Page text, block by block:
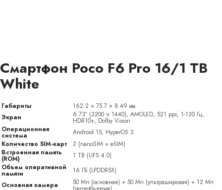
Смартфон Poco F6 Pro 16/1 TB
White
Габариты
162.2 × 75.7 × 8.49 мм
Экран
6.73″ (3200 × 1440), AMOLED, 521 ppi, 1-120 Гц,
HDR10+, Dolby Vision
Операционная
система
Android 15, HyperOS 2
Количество SIM-карт
2 (nanoSIM + eSIM)
Встроенная память
(ROM)
1 TB (UFS 4.0)
Объем оперативной
памяти
16 ГБ (LPDDR5X)
Основная камера
50 Мп (основная) + 50 Мп (ультраширокая) + 12 Мп